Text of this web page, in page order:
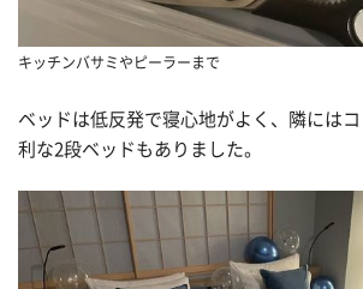
キッチンバサミやピーラーまで
ベッドは低反発で寝心地がよく、隣には
利な2段ベッドもありました。